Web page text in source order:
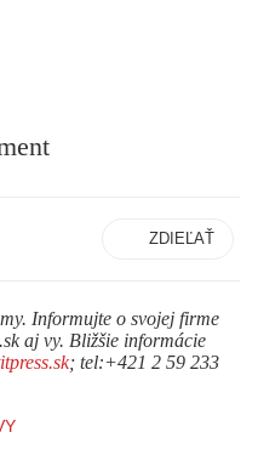
ZDIEĽAŤ
Informujte o svojej firme
aj vy. Bližšie informácie
; tel:+421 2 59 233